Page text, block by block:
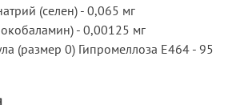
(селен) - 0,065 мг
- 0,00125 мг
(размер 0) Гипромеллоза Е464 - 95